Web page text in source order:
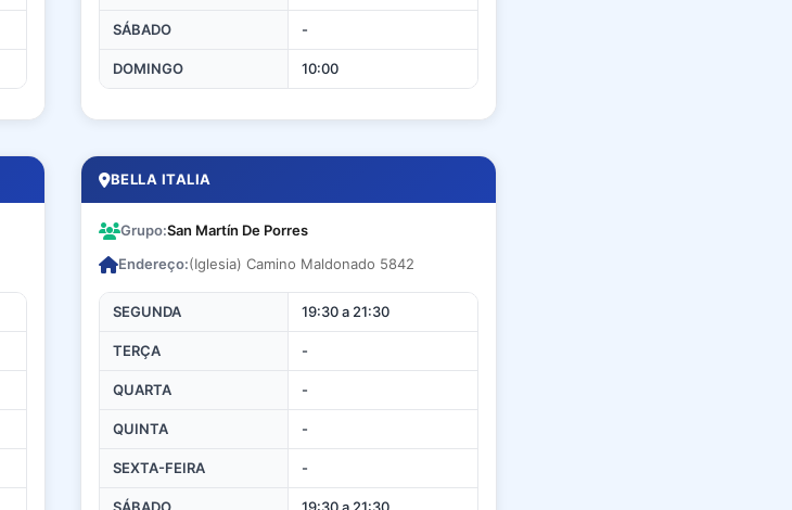
SÁBADO -
DOMINGO 10:00
BELLA ITALIA
Grupo:San Martín De Porres
Endereço:(Iglesia) Camino Maldonado 5842
SEGUNDA 19:30 a 21:30
TERÇA -
QUARTA -
QUINTA -
SEXTA-FEIRA -